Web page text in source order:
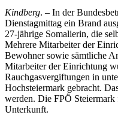
Kindberg. – In der
Dienstagmittag ein Brand
27-jährige Somalierin, die
Mehrere Mitarbeiter der
Bewohner sowie sämtliche
Mitarbeiter der Einrichtung
Rauchgasvergiftungen in
Hochsteiermark gebracht.
werden. Die FPÖ
Unterkunft.